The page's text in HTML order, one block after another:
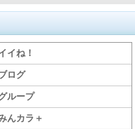
イね！
ログ
ループ
んカラ＋